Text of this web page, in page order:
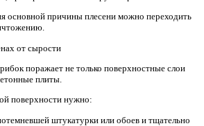
основной причины плесени можно переходить
от сырости
поражает не только поверхностные слои
плиты.
поверхности нужно:
штукатурки или обоев и тщательно